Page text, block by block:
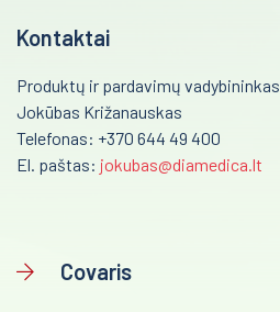
Kontaktai
Produktų ir pardavimų vadybininkas
Jokūbas Križanauskas
Telefonas: +370 644 49 400
El. paštas: jokubas@diamedica.lt
Covaris